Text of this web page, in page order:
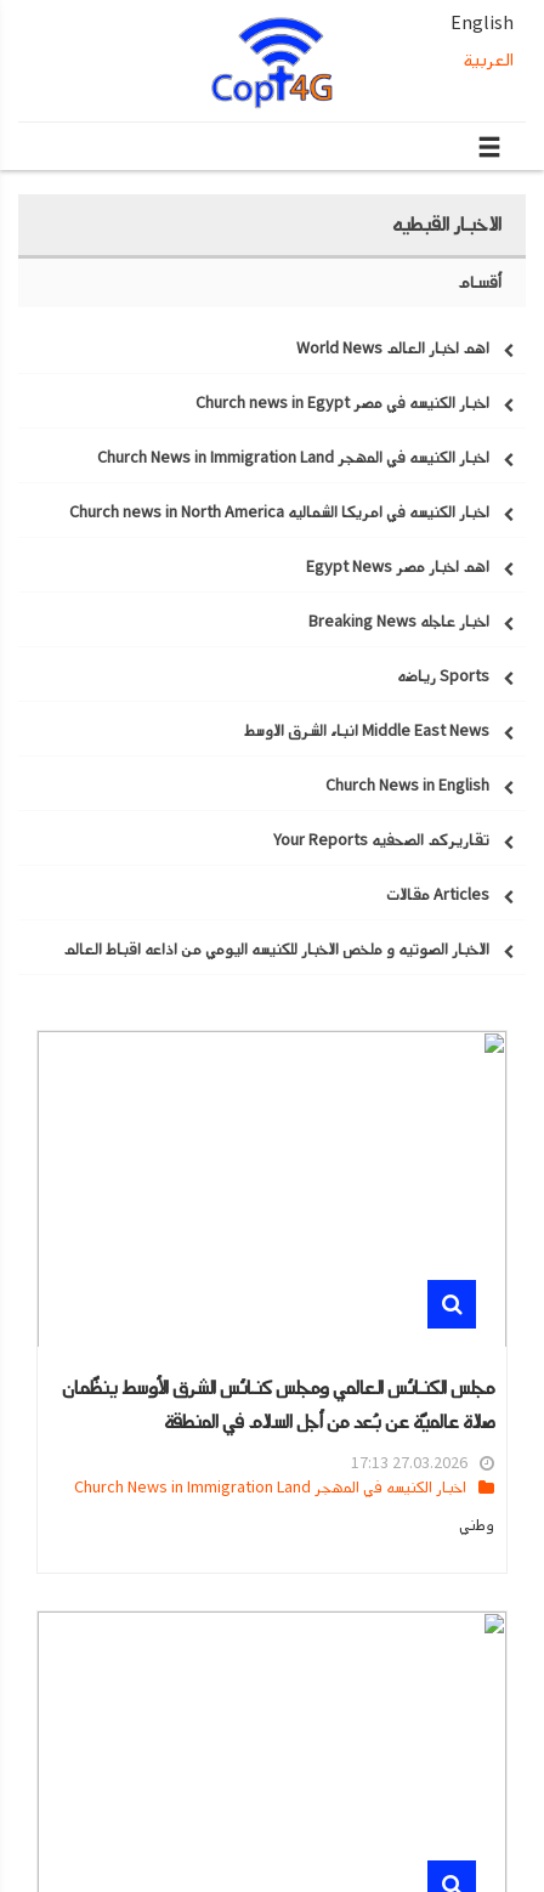
English
العربية
الاخبار القبطيه
أقسام
اهم اخبار العالم World News
اخبار الكنيسه في مصر Church news in Egypt
اخبار الكنيسه في المهجر Church News in Immigration Land
اخبار الكنيسه في امريكا الشماليه Church news in North America
اهم اخبار مصر Egypt News
اخبار عاجله Breaking News
Sports رياضه
Middle East News انباء الشرق الاوسط
Church News in English
تقاريركم الصحفيه Your Reports
Articles مقالات
الاخبار الصوتيه و ملخص الاخبار للكنيسه اليومي من اذاعه اقباط العالم
مجلس الكنائس العالمي ومجلس كنائس الشرق الأوسط ينظّمان
صلاة عالميّة عن بُعد من أجل السلام في المنطقة
27.03.2026 17:13
اخبار الكنيسه في المهجر Church News in Immigration Land
وطني